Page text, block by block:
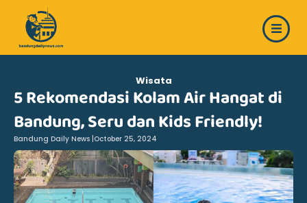
content
Wisata
5 Rekomendasi Kolam Air Hangat di
Bandung, Seru dan Kids Friendly!
Bandung Daily News | October 25, 2024